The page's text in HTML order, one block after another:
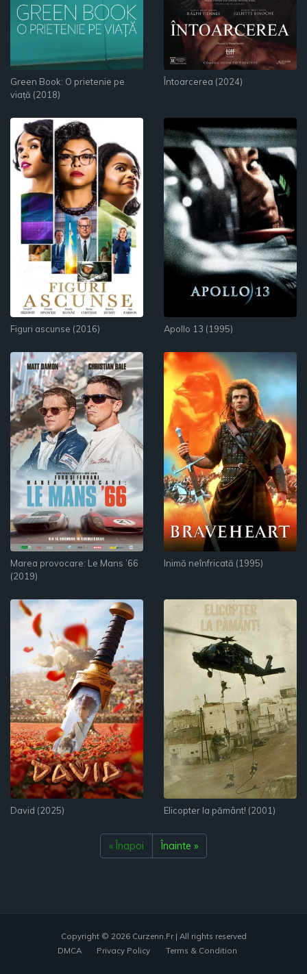
Green Book: O prietenie pe
viață (2018)
Întoarcerea (2024)
Figuri ascunse (2016) Apollo 13 (1995)
Marea provocare: Le Mans ’66
(2019)
Inimă neînfricată (1995)
David (2025) Elicopter la pământ! (2001)
« Înapoi Înainte »
Copyright © 2026 Curzenn.fr| All rights reserved
DMCA
Privacy Policy Terms & Condition